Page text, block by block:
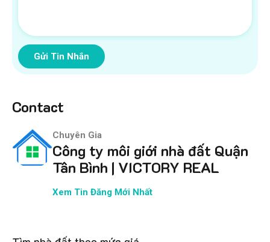
Gửi Tin Nhắn
Contact
Chuyên Gia
Công ty môi giới nhà đất Quận
Tân Bình | VICTORY REAL
Xem Tin Đăng Mới Nhất